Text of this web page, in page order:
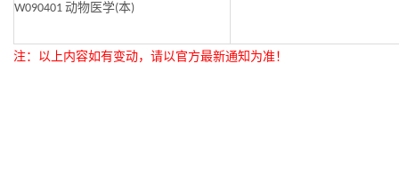
W090401 动物医学(本)
注：以上内容如有变动，请以官方最新通知为准！